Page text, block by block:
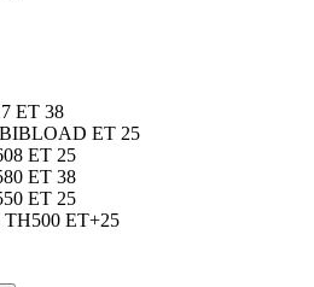
ET 38
ET 25
ET 25
ET 38
ET 25
TH500 ET+25